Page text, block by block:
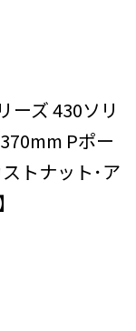
ーズ 430ソリ
Pポー
トナット･ア